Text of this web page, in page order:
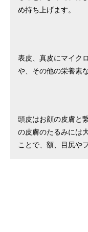
め持ち上げます。
表皮、真皮にマイク
や、その他の栄養素
頭皮はお顔の皮膚と
の皮膚のたるみには
ことで、額、目尻や